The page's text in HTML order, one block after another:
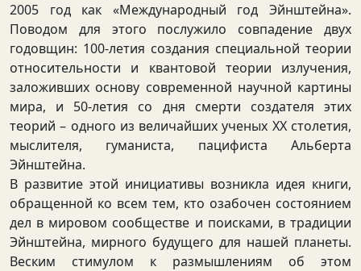
2005 год как «Международный год Эйнштейна».
Поводом для этого послужило совпадение двух
годовщин: 100-летия создания специальной теории
относительности и квантовой теории излучения,
заложивших основу современной научной картины
мира, и 50-летия со дня смерти создателя этих
теорий – одного из величайших ученых ХХ столетия,
мыслителя, гуманиста, пацифиста Альберта
Эйнштейна.
В развитие этой инициативы возникла идея книги,
обращенной ко всем тем, кто озабочен состоянием
дел в мировом сообществе и поисками, в традиции
Эйнштейна, мирного будущего для нашей планеты.
Веским стимулом к размышлениям об этом